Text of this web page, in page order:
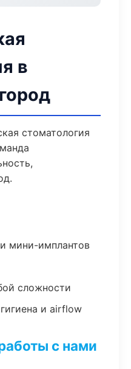
в
стоматология
мини-имплантов
сложности
и airflow
с нами